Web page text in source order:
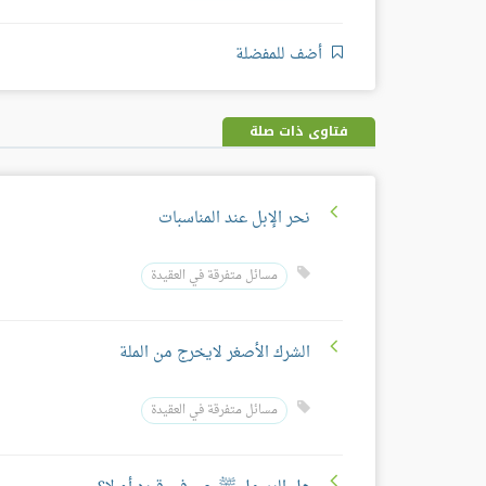
أضف للمفضلة
فتاوى ذات صلة
نحر الإبل عند المناسبات
مسائل متفرقة في العقيدة
الشرك الأصغر لايخرج من الملة
مسائل متفرقة في العقيدة